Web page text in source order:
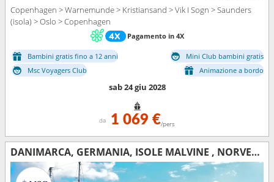
Copenhagen > Warnemunde > Kristiansand > Vik I Sogn > Saunders
(isola) > Oslo > Copenhagen
Pagamento in 4X
Bambini gratis fino a 12 anni
Mini Club bambini gratis
Msc Voyagers Club
Animazione a bordo
sab 24 giu 2028
da 1 069 €/pers
DANIMARCA, GERMANIA, ISOLE MALVINE , NORVEGIA